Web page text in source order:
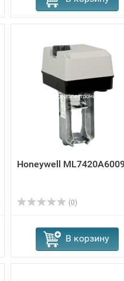
Honeywell
(0)
В корзину